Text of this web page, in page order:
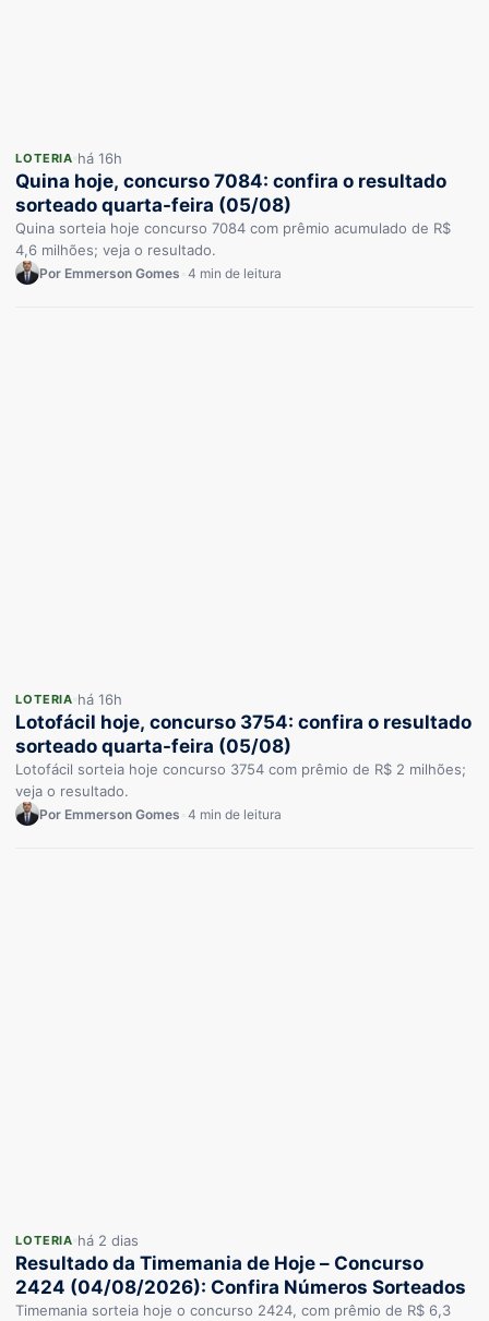
LOTERIA há 16h
Quina hoje, concurso 7084: confira o resultado
sorteado quarta-feira (05/08)
Quina sorteia hoje concurso 7084 com prêmio acumulado de R$
4,6 milhões; veja o resultado.
Por Emmerson Gomes 4 min de leitura
LOTERIA há 16h
Lotofácil hoje, concurso 3754: confira o resultado
sorteado quarta-feira (05/08)
Lotofácil sorteia hoje concurso 3754 com prêmio de R$ 2 milhões;
veja o resultado.
Por Emmerson Gomes 4 min de leitura
LOTERIA há 2 dias
Resultado da Timemania de Hoje – Concurso
2424 (04/08/2026): Confira Números Sorteados
Timemania sorteia hoje o concurso 2424, com prêmio de R$ 6,3